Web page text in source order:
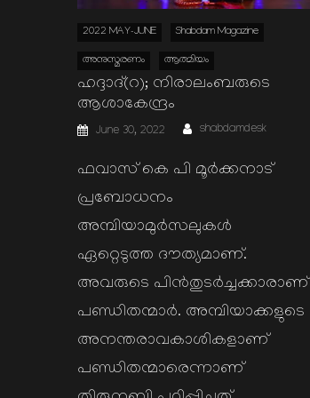
2022 MAY-JUNE Shabdam Magazine
അനുസ്മരണം ആത്മിയം
ഹദ്ദാദ്(റ); നിരാലംബരുടെ
ആശാകേന്ദ്രം
Posted
on
June 30, 2022 Author
shabdamdesk
ഫവാസ് കെ പി മൂര്‍ക്കനാട്
പ്രബോധനം
അമ്പിയാമുര്‍സലുകള്‍
ഏറ്റെടുത്ത ദൗത്യമാണ്.
അവരുടെ പിന്‍തുടര്‍ച്ചക്കാരാണ്
പണ്ഡിതന്മാര്‍. അമ്പിയാക്കളുടെ
അനന്തരാവകാശികളാണ്
പണ്ഡിതന്മാരെന്നാണ്